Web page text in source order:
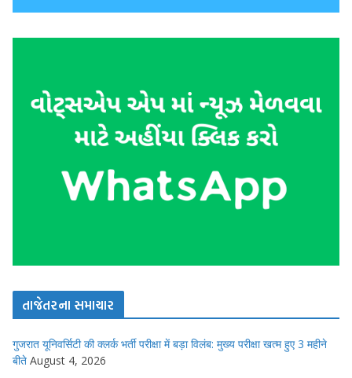
તાજેતરના સમાચાર
गुजरात यूनिवर्सिटी की क्लर्क भर्ती परीक्षा में बड़ा विलंब: मुख्य परीक्षा खत्म हुए 3 महीने
बीते August 4, 2026